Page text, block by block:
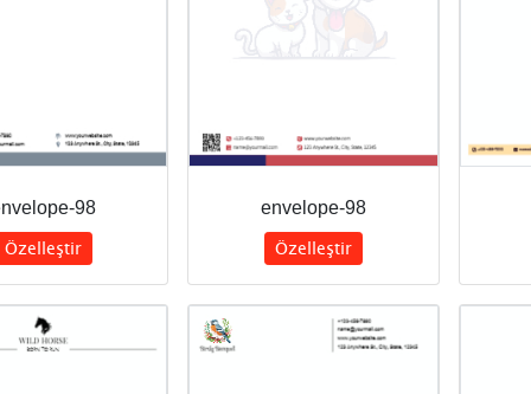
98
Özelleştir
envelope-98
Özelleştir